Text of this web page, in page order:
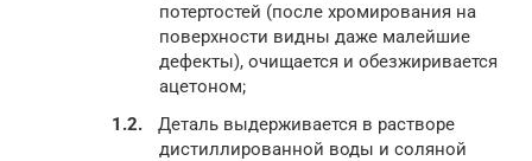
потертостей (после хромирования на
поверхности видны даже малейшие
дефекты), очищается и обезжиривается
ацетоном;
Деталь выдерживается в растворе
дистиллированной воды и соляной